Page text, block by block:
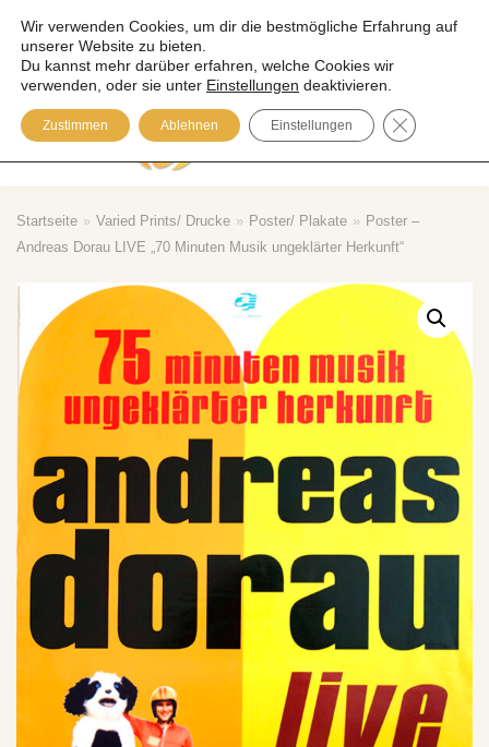
Zum
Inhalt
springen
Startseite » Varied Prints/ Drucke » Poster/ Plakate » Poster –
Andreas Dorau LIVE „70 Minuten Musik ungeklärter Herkunft“
SU
Wir verwenden Cookies, um dir die bestmögliche Erfahrung auf
unserer Website zu bieten.
Du kannst mehr darüber erfahren, welche Cookies wir
verwenden, oder sie unter Einstellungen deaktivieren.
Zustimmen Ablehnen Einstellungen GDPR